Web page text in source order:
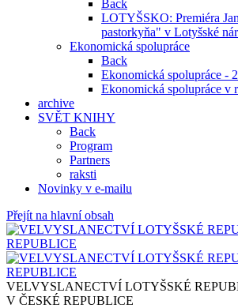
Back
LOTYŠSKO: Premiéra
pastorkyňa" v Lotyšské
Ekonomická spolupráce
Back
Ekonomická spolupráce -
Ekonomická spolupráce v
archive
SVĚT KNIHY
Back
Program
Partners
raksti
Novinky v e-mailu
Přejít na hlavní obsah
VELVYSLANECTVÍ LOTYŠSKÉ
V ČESKÉ REPUBLICE